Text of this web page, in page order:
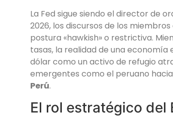
La Fed sigue siendo el director de
2026, los discursos de los
postura «hawkish» o restrictiva.
tasas, la realidad de una
dólar como un activo de refugio
emergentes como el peruano hacia
Perú.
El rol estratégico del